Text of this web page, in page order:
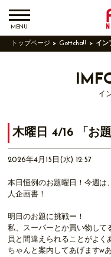
MENU
トップページ Gottcha!! イン
イ
木曜日 4/16 「お
2026年4月15日(水) 12:57
本日恒例のお題曜日！今週は
人企画書！
明日のお題に挑戦ー！
私、スーパーとか買い物して
員と間違えられることがよく
ちゃんと案内してあげますw